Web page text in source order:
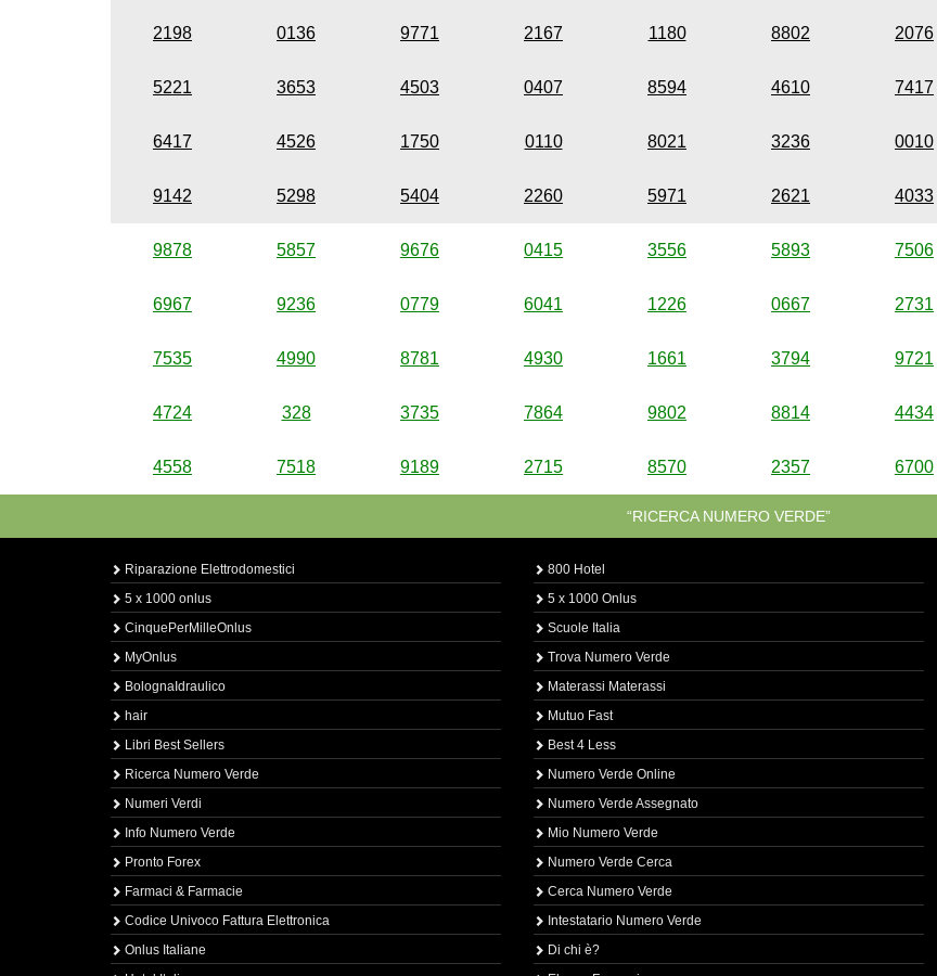
2198 0136 9771 2167 1180 8802 2076
5221 3653 4503 0407 8594 4610 7417
6417 4526 1750 0110 8021 3236 0010
9142 5298 5404 2260 5971 2621 4033
9878 5857 9676 0415 3556 5893 7506
6967 9236 0779 6041 1226 0667 2731
7535 4990 8781 4930 1661 3794 9721
4724 328 3735 7864 9802 8814 4434
4558 7518 9189 2715 8570 2357 6700
“RICERCA NUMERO VERDE”
Riparazione Elettrodomestici
5 x 1000 onlus
CinquePerMilleOnlus
MyOnlus
BolognaIdraulico
hair
Libri Best Sellers
Ricerca Numero Verde
Numeri Verdi
Info Numero Verde
Pronto Forex
Farmaci & Farmacie
Codice Univoco Fattura Elettronica
Onlus Italiane
800 Hotel
5 x 1000 Onlus
Scuole Italia
Trova Numero Verde
Materassi Materassi
Mutuo Fast
Best 4 Less
Numero Verde Online
Numero Verde Assegnato
Mio Numero Verde
Numero Verde Cerca
Cerca Numero Verde
Intestatario Numero Verde
Di chi è?